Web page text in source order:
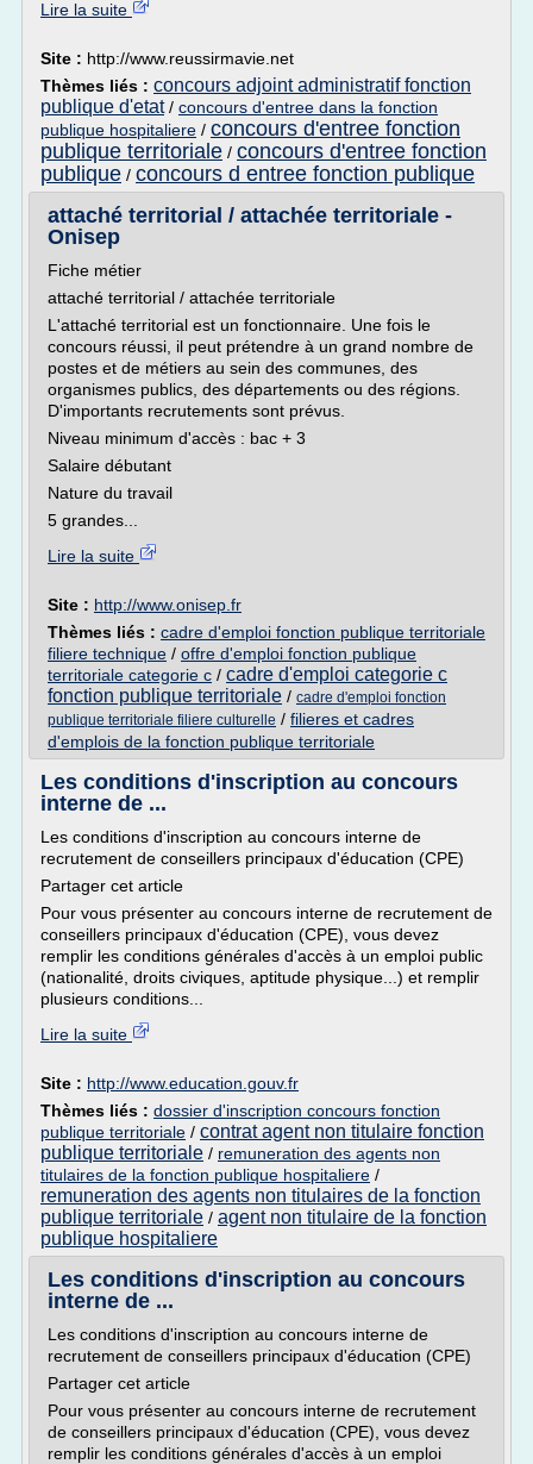
Lire la suite
Site : http://www.reussirmavie.net
Thèmes liés : concours adjoint administratif fonction
publique d'etat/ concours d'entree dans la fonction
publique hospitaliere / concours d'entree fonction
publique territoriale / concours d'entree fonction
publique / concours d entree fonction publique
attaché territorial / attachée territoriale -
Onisep
Fiche métier
attaché territorial / attachée territoriale
L'attaché territorial est un fonctionnaire. Une fois le
concours réussi, il peut prétendre à un grand nombre de
postes et de métiers au sein des communes, des
organismes publics, des départements ou des régions.
D'importants recrutements sont prévus.
Niveau minimum d'accès : bac + 3
Salaire débutant
Nature du travail
5 grandes...
Lire la suite
Site : http://www.onisep.fr
Thèmes liés : cadre d'emploi fonction publique territoriale
filiere technique / offre d'emploi fonction publique
territoriale categorie c / cadre d'emploi categorie c
fonction publique territoriale / cadre d'emploi fonction
publique territoriale filiere culturelle / filieres et cadres
d'emplois de la fonction publique territoriale
Les conditions d'inscription au concours
interne de ...
Les conditions d'inscription au concours interne de
recrutement de conseillers principaux d'éducation (CPE)
Partager cet article
Pour vous présenter au concours interne de recrutement de
conseillers principaux d'éducation (CPE), vous devez
remplir les conditions générales d'accès à un emploi public
(nationalité, droits civiques, aptitude physique...) et remplir
plusieurs conditions...
Lire la suite
Site : http://www.education.gouv.fr
Thèmes liés : dossier d'inscription concours fonction
publique territoriale / contrat agent non titulaire fonction
publique territoriale / remuneration des agents non
titulaires de la fonction publique hospitaliere /
remuneration des agents non titulaires de la fonction
publique territoriale / agent non titulaire de la fonction
publique hospitaliere
Les conditions d'inscription au concours
interne de ...
Les conditions d'inscription au concours interne de
recrutement de conseillers principaux d'éducation (CPE)
Partager cet article
Pour vous présenter au concours interne de recrutement
de conseillers principaux d'éducation (CPE), vous devez
remplir les conditions générales d'accès à un emploi